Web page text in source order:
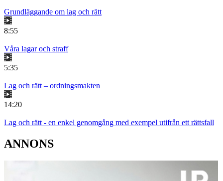
Grundläggande om lag och rätt
8:55
Våra lagar och straff
5:35
Lag och rätt – ordningsmakten
14:20
Lag och rätt - en enkel genomgång med exempel utifrån ett rättsfall
ANNONS